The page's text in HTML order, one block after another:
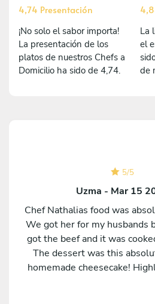
4,74 Presentación
¡No solo el sabor importa!
La presentación de los
platos de nuestros Chefs a
Domicilio ha sido de 4,74.
La
el
de
5/5
Uzma - Mar 15
Chef Nathalias food was
We got her for my husbands
got the beef and it was
The dessert was this
homemade cheesecake!